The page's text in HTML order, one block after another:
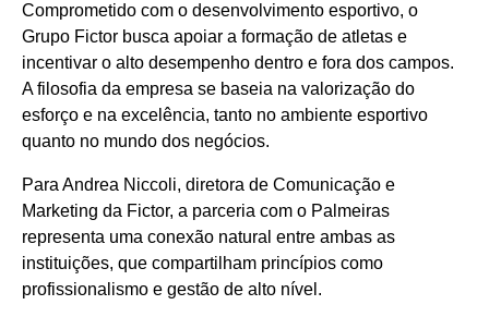
Comprometido com o desenvolvimento esportivo, o
Grupo Fictor busca apoiar a formação de atletas e
incentivar o alto desempenho dentro e fora dos campos.
A filosofia da empresa se baseia na valorização do
esforço e na excelência, tanto no ambiente esportivo
quanto no mundo dos negócios.
Para Andrea Niccoli, diretora de Comunicação e
Marketing da Fictor, a parceria com o Palmeiras
representa uma conexão natural entre ambas as
instituições, que compartilham princípios como
profissionalismo e gestão de alto nível.